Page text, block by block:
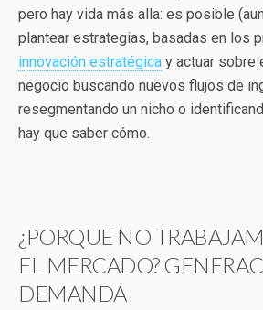
pero hay vida más alla: es posible
plantear estrategias, basadas en los
innovación estratégica y actuar sobre
negocio buscando nuevos flujos de
resegmentando un nicho o
hay que saber cómo.
¿PORQUE NO
EL MERCADO?
DEMANDA